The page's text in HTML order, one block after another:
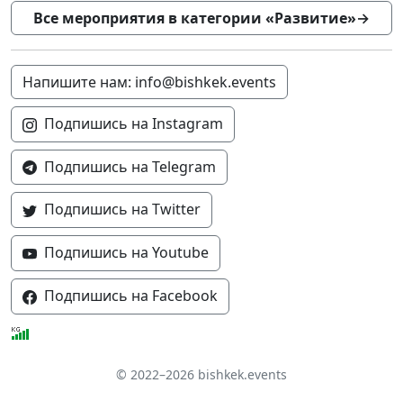
Все мероприятия в категории «Развитие»→
Напишите нам: info@bishkek.events
Подпишись на Instagram
Подпишись на Telegram
Подпишись на Twitter
Подпишись на Youtube
Подпишись на Facebook
© 2022–2026 bishkek.events